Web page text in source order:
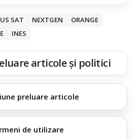
SAT NEXTGEN
ORANGE
INES
articole și politici
preluare articole
de utilizare